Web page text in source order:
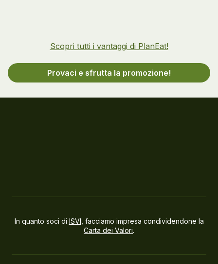
Scopri tutti i vantaggi di PlanEat!
Provaci e sfrutta la promozione!
In quanto soci di ISVI , facciamo impresa condividendone la
Carta dei Valori.